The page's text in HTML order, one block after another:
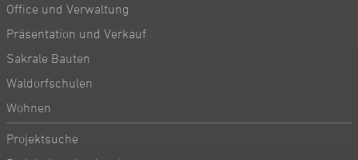
Office und Verwaltung
Präsentation und Verkauf
Sakrale Bauten
Waldorfschulen
Wohnen
Projektsuche